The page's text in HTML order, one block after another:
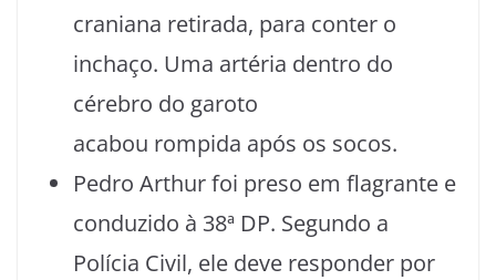
craniana retirada, para conter o
inchaço. Uma artéria dentro do
cérebro do garoto
acabou rompida após os socos.
Pedro Arthur foi preso em flagrante e
conduzido à 38ª DP. Segundo a
Polícia Civil, ele deve responder por